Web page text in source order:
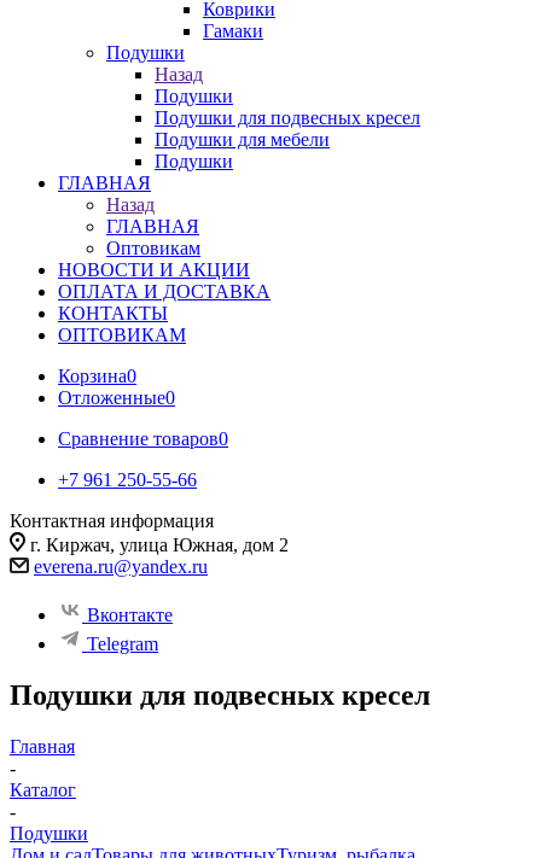
Коврики
Гамаки
Подушки
Назад
Подушки
Подушки для подвесных кресел
Подушки для мебели
Подушки
ГЛАВНАЯ
Назад
ГЛАВНАЯ
Оптовикам
НОВОСТИ И АКЦИИ
ОПЛАТА И ДОСТАВКА
КОНТАКТЫ
ОПТОВИКАМ
Корзина0
Отложенные0
Сравнение товаров0
+7 961 250-55-66
Контактная информация
г. Киржач, улица Южная, дом 2
everena.ru@yandex.ru
Вконтакте
Telegram
Подушки для подвесных кресел
Главная
-
Каталог
-
Подушки